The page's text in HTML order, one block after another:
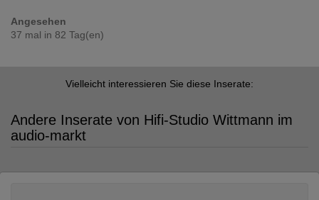
Angesehen
37 mal in 82 Tag(en)
Vielleicht interessieren Sie diese Inserate:
Andere Inserate von Hifi-Studio Wittmann im
audio-markt